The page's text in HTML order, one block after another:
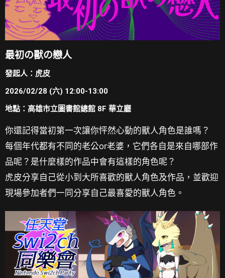
最初の獸の戀人
發起人：虎皮
2026/02/28 (六) 12:00-13:00
地點：高雄市立圖書館總館 8F 華立廳
你還記得當初第一次讓你怦然心動的獸人角色是誰嗎？
每個年代都有不同的老公or老婆，它們各自是來自哪部作
品呢？是什麼樣的作品中會有這樣的角色呢？
虎皮分享自己從小到大所喜歡的獸人角色及作品，並歡迎
現場參加者們一同分享自己最喜愛的獸人角色。